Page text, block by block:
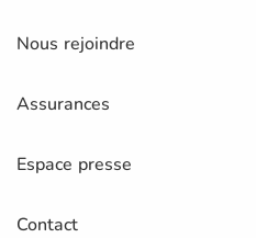
Nous rejoindre
Assurances
Espace presse
Contact